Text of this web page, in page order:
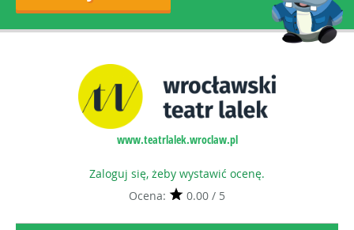
www.teatrlalek.wroclaw.pl
Zaloguj się, żeby wystawić ocenę.
Ocena:
0.00 / 5